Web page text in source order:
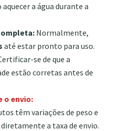
a água durante a
Normalmente,
até estar pronto para uso.
se de que a
estão corretas antes de
o envio:
têm variações de peso e
a taxa de envio.